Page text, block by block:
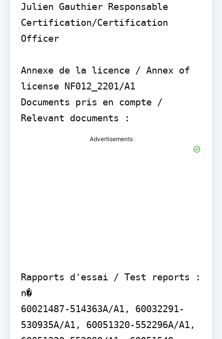
Julien Gauthier Responsable
Certification/Certification
Officer
Annexe de la licence / Annex of
license NF012_2201/A1
Documents pris en compte /
Relevant documents :
Advertisements
Rapports d'essai / Test reports :
n�
60021487-514363A/A1, 60032291-
530935A/A1, 60051320-552296A/A1,